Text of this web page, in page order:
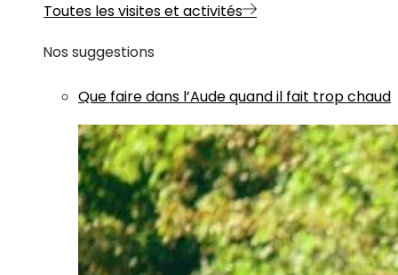
Toutes les visites et activités
Nos suggestions
Que faire dans l’Aude quand il fait trop chaud